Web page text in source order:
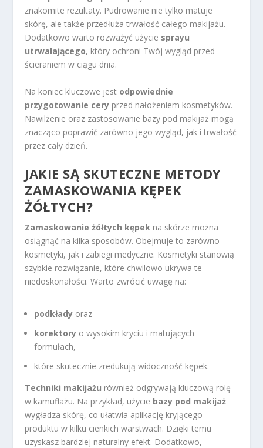
znakomite rezultaty. Pudrowanie nie tylko matuje
skórę, ale także przedłuża trwałość całego makijażu.
Dodatkowo warto rozważyć użycie sprayu
utrwalającego, który ochroni Twój wygląd przed
ścieraniem w ciągu dnia.
Na koniec kluczowe jest odpowiednie
przygotowanie cery przed nałożeniem kosmetyków.
Nawilżenie oraz zastosowanie bazy pod makijaż mogą
znacząco poprawić zarówno jego wygląd, jak i trwałość
przez cały dzień.
JAKIE SĄ SKUTECZNE METODY
ZAMASKOWANIA KĘPEK
ŻÓŁTYCH?
Zamaskowanie żółtych kępek na skórze można
osiągnąć na kilka sposobów. Obejmuje to zarówno
kosmetyki, jak i zabiegi medyczne. Kosmetyki stanowią
szybkie rozwiązanie, które chwilowo ukrywa te
niedoskonałości. Warto zwrócić uwagę na:
podkłady oraz
korektory o wysokim kryciu i matujących
formułach,
które skutecznie zredukują widoczność kępek.
Techniki makijażu również odgrywają kluczową rolę
w kamuflażu. Na przykład, użycie bazy pod makijaż
wygładza skórę, co ułatwia aplikację kryjącego
produktu w kilku cienkich warstwach. Dzięki temu
uzyskasz bardziej naturalny efekt. Dodatkowo,